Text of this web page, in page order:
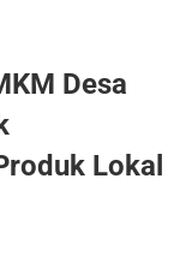
Desa
Lokal